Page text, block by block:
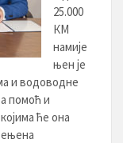
25.000
КМ
намије
њен је
и водоводне
помоћ и
ће она